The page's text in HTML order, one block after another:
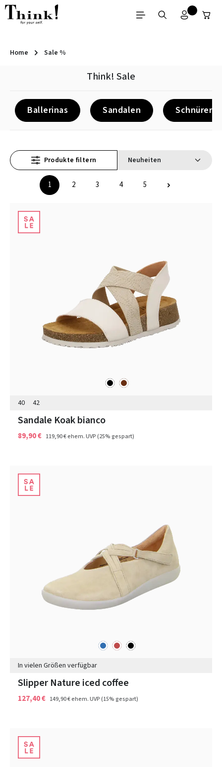
Zum Hauptinhalt springen
Home Sale %
Think! Sale
Ballerinas Sandalen Schnürer
Seite
1 Seite
2 Seite
3 Seite
4 Seite
5
Produkte filtern
schwarz
braun
40 42
Sandale Koak bianco
89,90 € 119,90 €ehem. UVP(25% gespart)
blau rot schwarz
In vielen Größen verfügbar
Slipper Nature iced coffee
127,40 € 149,90 €ehem. UVP(15% gespart)